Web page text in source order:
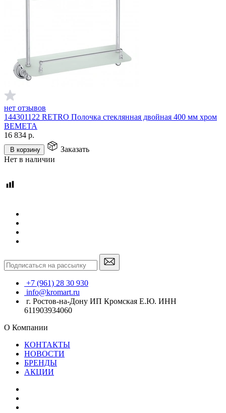
нет отзывов
144301122 RETRO Полочка стеклянная двойная 400 мм хром
BEMETA
16 834 р.
В корзину
Заказать
Нет в наличии
+7 (961) 28 30 930
info@kromart.ru
г. Ростов-на-Дону ИП Кромская Е.Ю. ИНН
611903934060
О Компании
КОНТАКТЫ
НОВОСТИ
БРЕНДЫ
АКЦИИ